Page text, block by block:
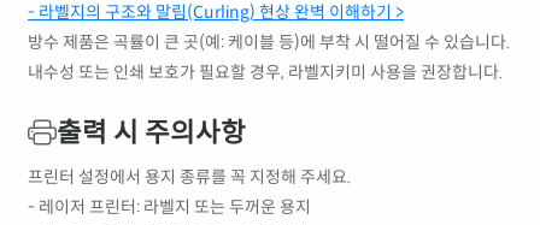
- 라벨지의 구조와 말림(Curling) 현상 완벽 이해하기 >
방수 제품은 곡률이 큰 곳(예: 케이블 등)에 부착 시 떨어질 수 있습니다.
내수성 또는 인쇄 보호가 필요할 경우, 라벨지키미 사용을 권장합니다.
출력 시 주의사항
프린터 설정에서 용지 종류를 꼭 지정해 주세요.
- 레이저 프린터: 라벨지 또는 두꺼운 용지